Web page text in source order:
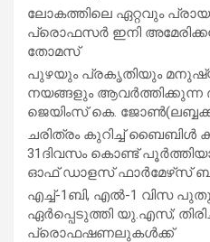
ലോകത്തിലെ ഏറ്റവും
പ്രൊഫസർ ഇനി
തോമസ്
പുഴയും പ്രകൃതിയും
നയങ്ങളും ആവർത്തിക്കുന്ന
ജെയിംസ് കെ.
ചരിത്രം കുറിച്ച്
31ദിവസം കൊണ്ട്
ഓഫ് ഡാളസ് ഫാർമേഴ്‌സ്
എച്ച്-1ബി, എൽ-1 വിസ
ഏർപ്പെടുത്തി യു.എസ്;
പ്രൊഫഷണലുകൾക്ക്